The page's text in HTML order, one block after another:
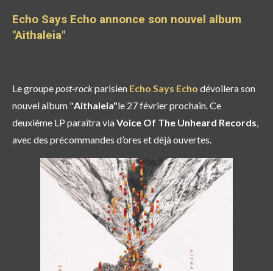
Echo Says Echo annonce son nouvel album
"Aithaleia"
Le groupepost-rockparisien Echo Says Echo dévoilera son
nouvel album "Aithaleia"le 27 février prochain. Ce
deuxième LP paraîtra viaVoice Of The Unheard Records,
avec des précommandes d’ores et déjà ouvertes.